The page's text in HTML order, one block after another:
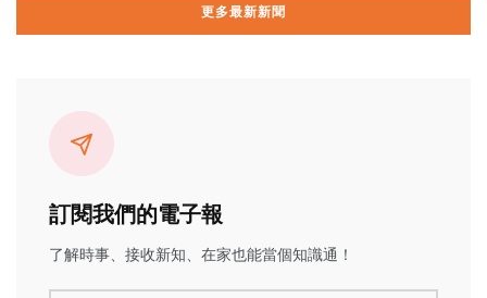
更多最新新聞
訂閱我們的電子報
了解時事、接收新知、在家也能當個知識通！